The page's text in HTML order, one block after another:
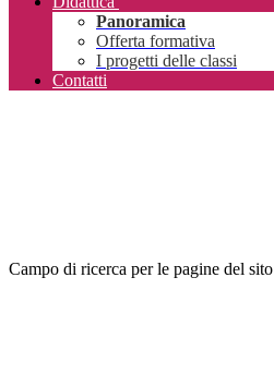
Panoramica
Offerta formativa
I progetti delle classi
Contatti
Campo di ricerca per le pagine del sito